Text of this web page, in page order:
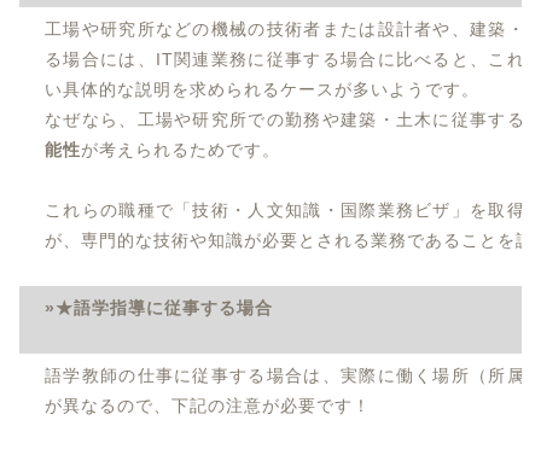
工場や研究所などの機械の技術者または設計者や、建築・
る場合には、IT関連業務に従事する場合に比べると、これ
い具体的な説明を求められるケースが多いようです。
なぜなら、工場や研究所での勤務や建築・土木に従事する
能性が考えられるためです。
これらの職種で「技術・人文知識・国際業務ビザ」を取得
が、専門的な技術や知識が必要とされる業務であることを
»★語学指導に従事する場合
語学教師の仕事に従事する場合は、実際に働く場所（所属
が異なるので、下記の注意が必要です！